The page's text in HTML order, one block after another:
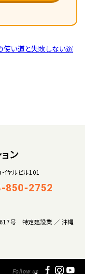
い道と失敗しない選
ン
ヤルビル101
850-2752
号 特定建設業 ／ 沖縄
Follow us